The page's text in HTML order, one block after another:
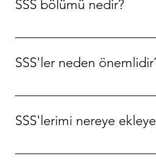
SSS bölümü nedir?
SSS bölümü, işletmenizle
SSS'ler neden
SSS'ler sitenizi ziyaret eden
SSS'lerimi nereye
SSS'ler sitenizdeki herhangi